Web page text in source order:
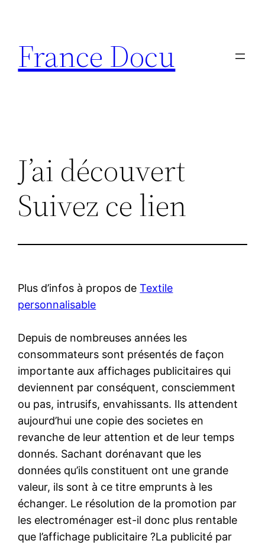
contenu
France Docu
J’ai découvert
Suivez ce lien
Plus d’infos à propos deTextile
personnalisable
Depuis de nombreuses années les
consommateurs sont présentés de façon
importante aux affichages publicitaires qui
deviennent par conséquent, consciemment
ou pas, intrusifs, envahissants. Ils attendent
aujourd’hui une copie des societes en
revanche de leur attention et de leur temps
donnés. Sachant dorénavant que les
données qu’ils constituent ont une grande
valeur, ils sont à ce titre emprunts à les
échanger. Le résolution de la promotion par
les electroménager est-il donc plus rentable
que l’affichage publicitaire ?La publicité par